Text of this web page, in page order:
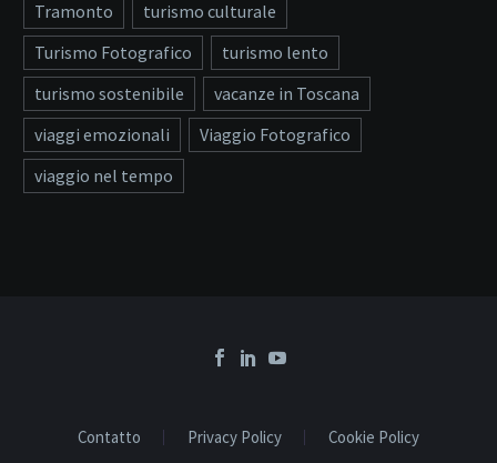
Tramonto
turismo culturale
Turismo Fotografico
turismo lento
turismo sostenibile
vacanze in Toscana
viaggi emozionali
Viaggio Fotografico
viaggio nel tempo
Contatto Privacy Policy Cookie Policy